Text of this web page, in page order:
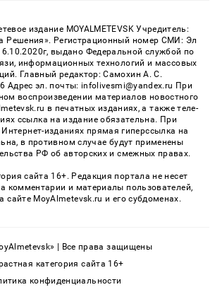
издание MOYALMETEVSK Учредитель:
Решения». Регистрационный номер СМИ: Эл
выдано Федеральной службой по
информационных технологий и массовых
Главный редактор: Самохин А. С.
Адрес эл. почты: infolivesmi@yandex.ru При
воспроизведении материалов новостного
в печатных изданиях, а также теле-
ссылка на издание обязательна. При
изданиях прямая гиперссылка на
в противном случае будут применены
РФ об авторских и смежных правах.
сайта 16+. Редакция портала не несет
комментарии и материалы пользователей,
сайте MoyAlmetevsk.ru и его субдоменах.
| Все права защищены
категория сайта 16+
конфиденциальности